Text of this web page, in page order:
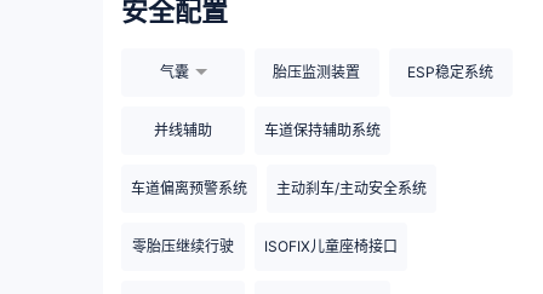
安全配置
气囊 胎压监测装置 ESP稳定系统
并线辅助 车道保持辅助系统
车道偏离预警系统 主动刹车/主动安全系统
零胎压继续行驶 ISOFIX儿童座椅接口